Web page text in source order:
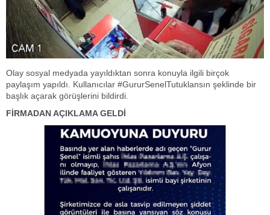
Olay sosyal medyada yayıldıktan sonra konuyla ilgili birçok
paylaşım yapıldı. Kullanıcılar #GururSenelTutuklansın şeklinde bir
başlık açarak görüşlerini bildirdi.
FİRMADAN AÇIKLAMA GELDİ